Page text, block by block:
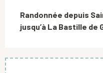
Randonnée depuis
jusqu’à La Bastille de